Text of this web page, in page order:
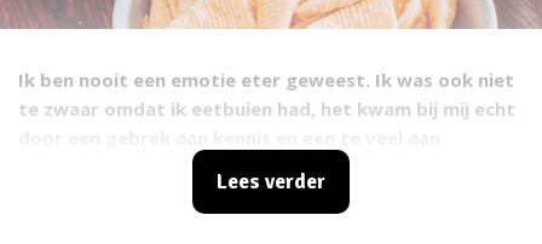
Ik ben nooit een emotie eter geweest. Ik was ook niet
te zwaar omdat ik eetbuien had, het kwam bij mij echt
ongezonde voeding.
Lees verder